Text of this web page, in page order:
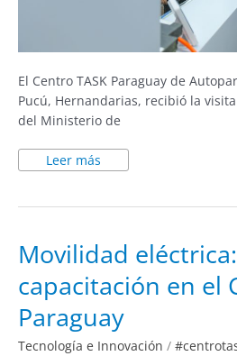
El Centro TASK Paraguay de
Pucú, Hernandarias, recibió la
del Ministerio de
Leer más
Movilidad
capacitación en el
Paraguay
Tecnología e Innovación /
Movilidad
eléctrica:
realizan
capacitación
en
el
Centro
TASK
Paraguay